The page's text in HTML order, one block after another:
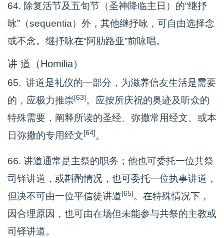
64. 除复活节及五旬节（圣神降临主日）的“继抒
咏”（sequentia）外，其他继抒咏，可自由选择念
或不念。继抒咏在“阿肋路亚”前咏唱。
讲 道（Homilia）
65. 讲道是礼仪的一部分，为滋养信友生活是需要
的，应极力推崇[63]。应按所庆祝的奥迹及听众的
特殊需要，阐释所读的圣经、弥撒常用经文、或本
日弥撒的专用经文[64]。
66. 讲道通常是主祭的职务；他也可委托一位共祭
司铎讲道，或斟酌情况，也可委托一位执事讲道，
但决不可由一位平信徒讲道[65]。在特殊情况下，
因合理原因，也可由在场但未能参与共祭的主教或
司铎讲道。